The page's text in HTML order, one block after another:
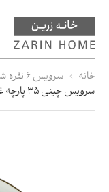
خانه
سرویس 6 نفره شهرزاد
سرویس چینی 35 پارچه غذاخوری برلیانت کوئین